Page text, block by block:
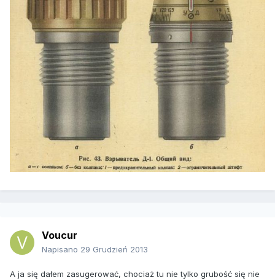
Voucur
Napisano 29 Grudzień 2013
A ja się dałem zasugerować, chociaż tu nie tylko grubość się nie